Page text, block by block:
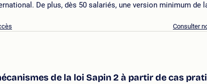
De plus, dès 50 salariés, une version minimum de
Consulter
de la loi Sapin 2 à partir de cas